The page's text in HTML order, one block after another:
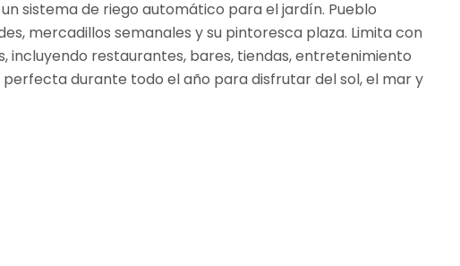
sistema de riego automático para el jardín. Pueblo
mercadillos semanales y su pintoresca plaza. Limita con
incluyendo restaurantes, bares, tiendas, entretenimiento
durante todo el año para disfrutar del sol, el mar y